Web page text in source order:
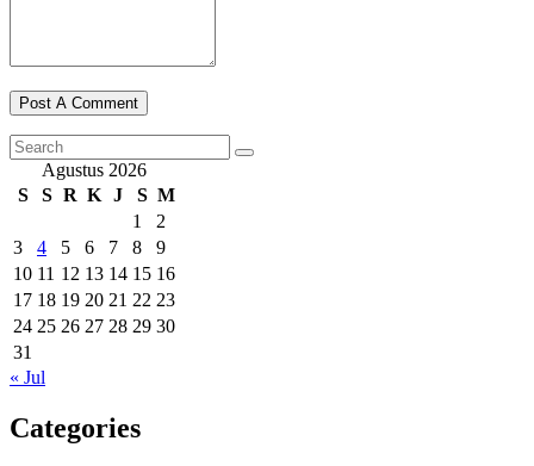
Agustus 2026
S
S R K J S M
1
2
3
4 5 6 7 8
9
10 11 12 13 14 15 16
17 18 19 20 21 22 23
24 25 26 27 28 29 30
31
« Jul
Categories